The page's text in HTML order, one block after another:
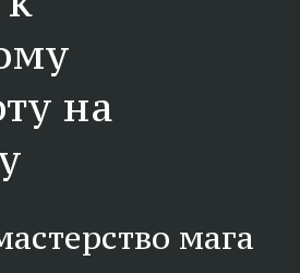
на
мага